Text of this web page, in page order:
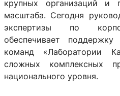
крупных организаций и
масштаба. Сегодня
экспертизы по
обеспечивает поддержку
команд «Лаборатории
сложных комплексных
национального уровня.